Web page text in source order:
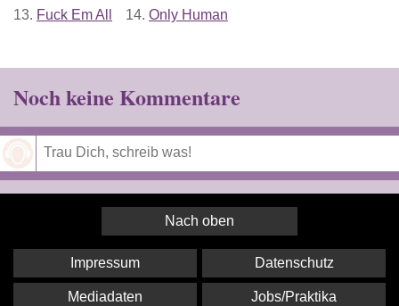
13. Fuck Em All 14. Only Human
Noch keine Kommentare
Nach oben
Impressum Datenschutz
Mediadaten Jobs/Praktika